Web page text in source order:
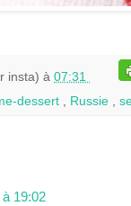
insta) à 07:31
dessert , Russie ,
à 19:02